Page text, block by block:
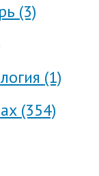
(3)
(1)
(354)